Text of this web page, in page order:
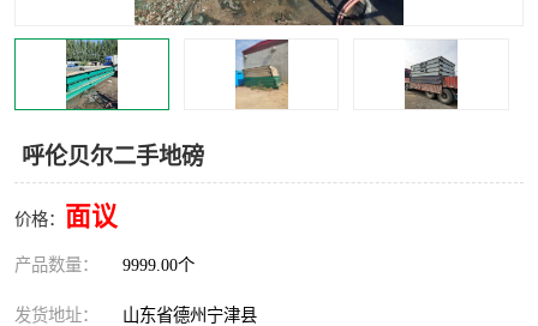
呼伦贝尔二手地磅
价格： 面议
产品数量： 9999.00个
发货地址： 山东省德州宁津县
塑料撕碎机